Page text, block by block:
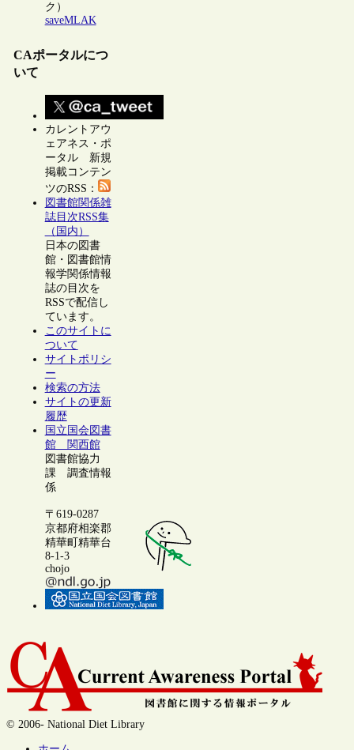
ク）
saveMLAK
CAポータルにつ
いて
カレントアウ
ェアネス・ポ
ータル 新規
掲載コンテン
ツのRSS：
図書館関係雑
誌目次RSS集
（国内）
日本の図書
館・図書館情
報学関係情報
誌の目次を
RSSで配信し
ています。
このサイトに
ついて
サイトポリシ
ー
検索の方法
サイトの更新
履歴
国立国会図書
館 関西館
図書館協力
課 調査情報
係
〒619-0287
京都府相楽郡
精華町精華台
8-1-3
chojo
© 2006- National Diet Library